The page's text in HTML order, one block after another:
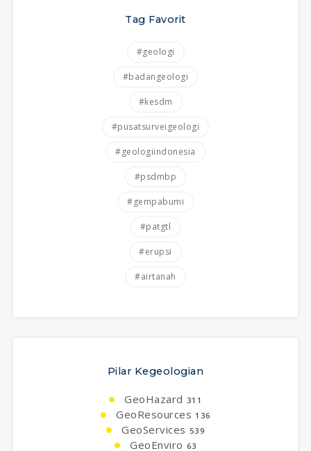
Tag Favorit
#geologi
#badangeologi
#kesdm
#pusatsurveigeologi
#geologiindonesia
#psdmbp
#gempabumi
#patgtl
#erupsi
#airtanah
Pilar Kegeologian
GeoHazard 311
GeoResources 136
GeoServices 539
GeoEnviro 63